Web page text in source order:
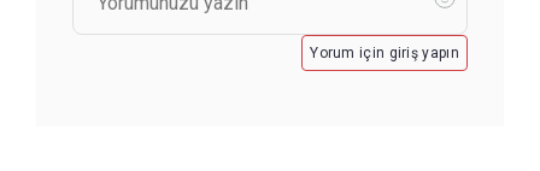
Yorum için giriş yapın